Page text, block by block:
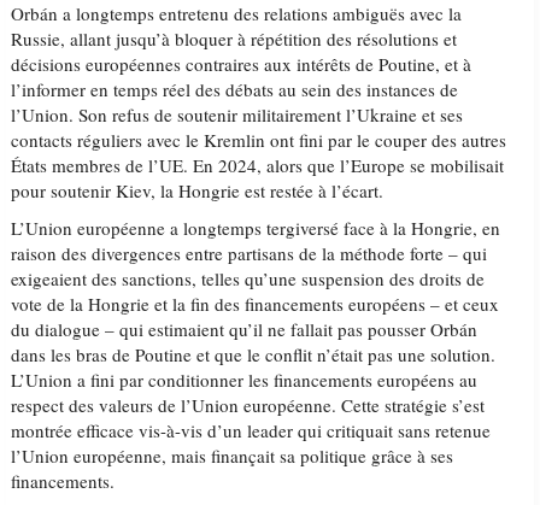
Orbán a longtemps entretenu des relations ambiguës avec la
Russie, allant jusqu’à bloquer à répétition des résolutions et
décisions européennes contraires aux intérêts de Poutine, et à
l’informer en temps réel des débats au sein des instances de
l’Union. Son refus de soutenir militairement l’Ukraine et ses
contacts réguliers avec le Kremlin ont fini par le couper des autres
États membres de l’UE. En 2024, alors que l’Europe se mobilisait
pour soutenir Kiev, la Hongrie est restée à l’écart.
L’Union européenne a longtemps tergiversé face à la Hongrie, en
raison des divergences entre partisans de la méthode forte – qui
exigeaient des sanctions, telles qu’une suspension des droits de
vote de la Hongrie et la fin des financements européens – et ceux
du dialogue – qui estimaient qu’il ne fallait pas pousser Orbán
dans les bras de Poutine et que le conflit n’était pas une solution.
L’Union a fini par conditionner les financements européens au
respect des valeurs de l’Union européenne. Cette stratégie s’est
montrée efficace vis-à-vis d’un leader qui critiquait sans retenue
l’Union européenne, mais finançait sa politique grâce à ses
financements.